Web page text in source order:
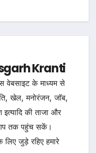
Kranti
वेबसाइट के माध्यम से
खेल, मनोरंजन, जॉब,
इत्यादि की ताजा और
तक पहुंच सकें।
लिए जुड़े रहिए हमारे